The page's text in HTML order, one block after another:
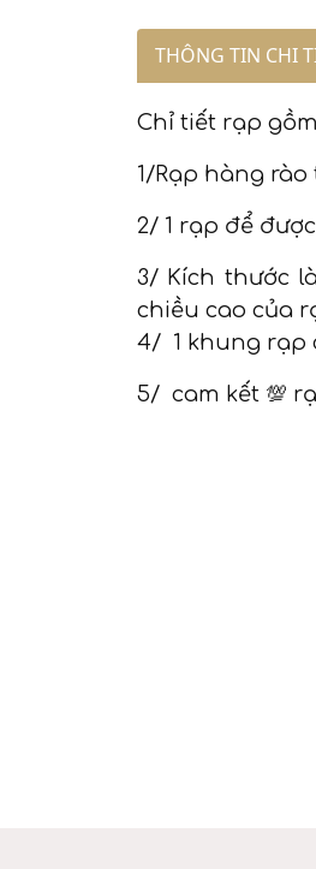
THÔNG TIN CHI
Chỉ tiết rạp
1/Rạp hàng
2/ 1 rạp để
3/ Kích thước
chiều cao của
4/ 1 khung rạp
5/ cam kết 💯